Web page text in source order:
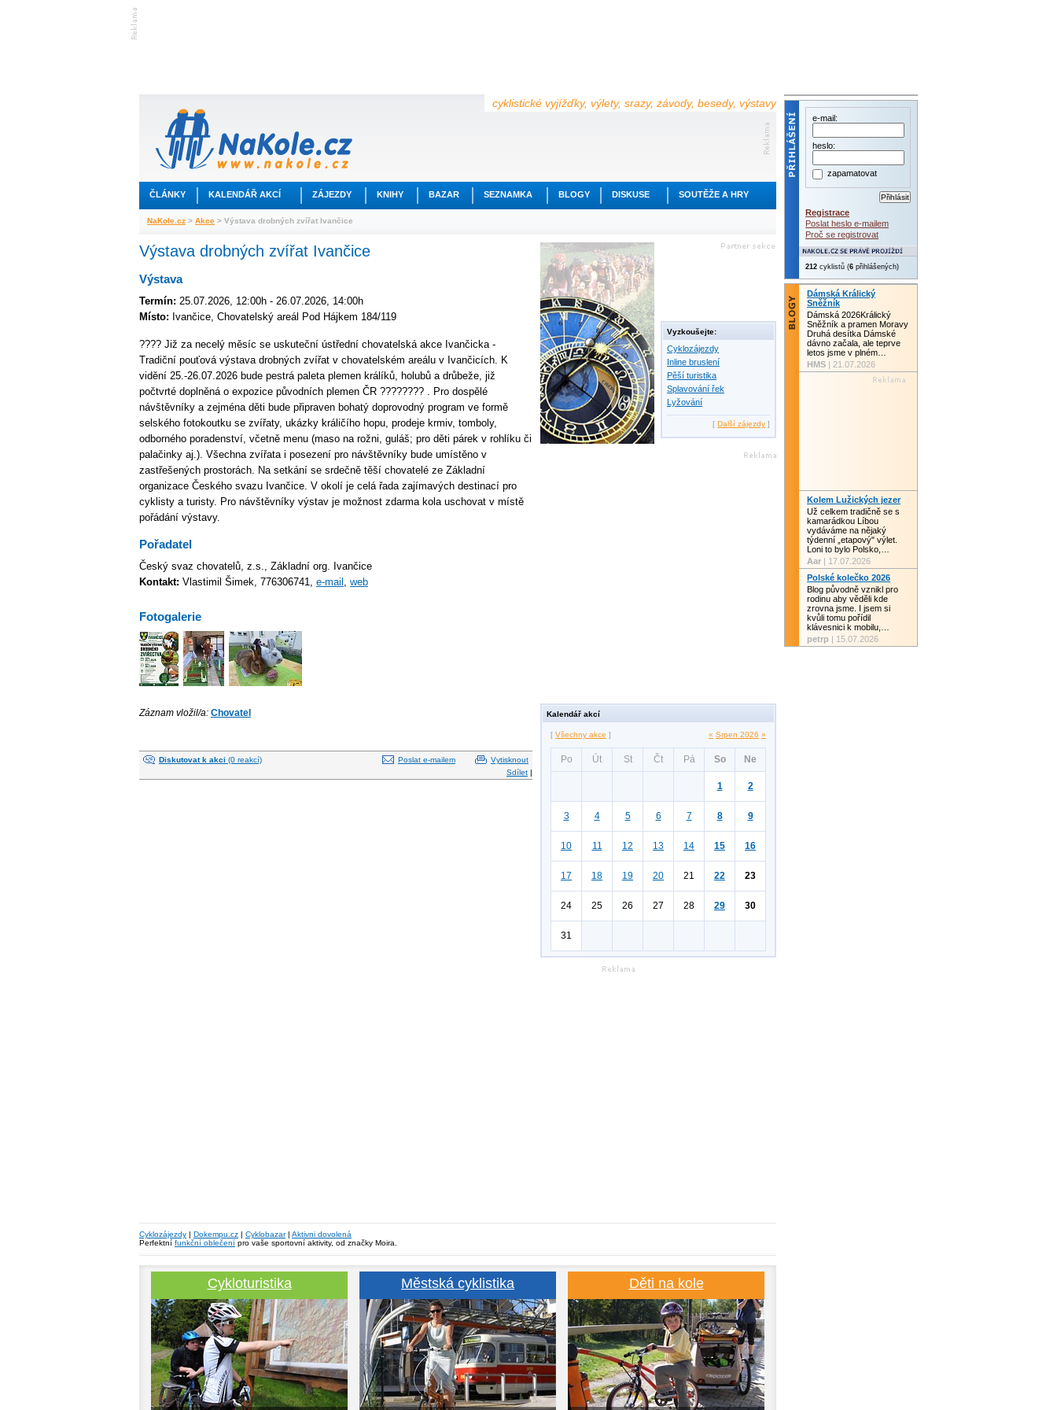
cyklistické vyjížďky, výlety, srazy, závody, besedy, výstavy
ČLÁNKY KALENDÁŘ AKCÍ ZÁJEZDY KNIHY BAZAR SEZNAMKA BLOGY DISKUSE SOUTĚŽE A HRY
NaKole.cz > Akce > Výstava drobných zvířat Ivančice
Výstava drobných zvířat Ivančice
Výstava
Termín: 25.07.2026, 12:00h - 26.07.2026, 14:00h
Místo: Ivančice, Chovatelský areál Pod Hájkem 184/119
???? Již za necelý měsíc se uskuteční ústřední chovatelská akce Ivančicka -
Tradiční pouťová výstava drobných zvířat v chovatelském areálu v Ivančicích. K
vidění 25.-26.07.2026 bude pestrá paleta plemen králíků, holubů a drůbeže, již
počtvrté doplněná o expozice původních plemen ČR ???????? . Pro dospělé
návštěvníky a zejména děti bude připraven bohatý doprovodný program ve formě
selského fotokoutku se zvířaty, ukázky králičího hopu, prodeje krmiv, tomboly,
odborného poradenství, včetně menu (maso na rožni, guláš; pro děti párek v rohlíku či
palačinky aj.). Všechna zvířata i posezení pro návštěvníky bude umístěno v
zastřešených prostorách. Na setkání se srdečně těší chovatelé ze Základní
organizace Českého svazu Ivančice. V okolí je celá řada zajímavých destinací pro
cyklisty a turisty. Pro návštěvníky výstav je možnost zdarma kola uschovat v místě
pořádání výstavy.
Pořadatel
Český svaz chovatelů, z.s., Základní org. Ivančice
Kontakt: Vlastimil Šimek, 776306741, e-mail , web
Fotogalerie
Záznam vložil/a: Chovatel
Diskutovat k akci (0 reakcí) Vytisknout
Poslat e-mailem
Sdílet |
Vyzkoušejte:
Cyklozájezdy
Inline bruslení
Pěší turistika
Splavování řek
Lyžování
[ Další zájezdy ]
Kalendář akcí
[ Všechny akce ] « Srpen 2026 »
Po Út St Čt Pá So Ne
1 2
3 4 5 6 7 8 9
10 11 12 13 14 15 16
17 18 19 20 21 22 23
24 25 26 27 28 29 30
31
Cyklozájezdy | Dokempu.cz | Cyklobazar| Aktivni dovolená
Perfektní funkční oblečení pro vaše sportovní aktivity, od značky Moira.
Cykloturistika Městská cyklistika Děti na kole
e-mail:
heslo:
zapamatovat
Registrace
Poslat heslo e-mailem
Proč se registrovat
212 cyklistů (6 přihlášených)
Dámská Králický
Sněžník
Dámská 2026Králický
Sněžník a pramen Moravy
Druhá desítka Dámské
dávno začala, ale teprve
letos jsme v plném…
HMS | 21.07.2026
Kolem Lužických jezer
Už celkem tradičně se s
kamarádkou Líbou
vydáváme na nějaký
týdenní „etapový" výlet.
Loni to bylo Polsko,…
Aar | 17.07.2026
Polské kolečko 2026
Blog původně vznikl pro
rodinu aby věděli kde
zrovna jsme. I jsem si
kvůli tomu pořídil
klávesnici k mobilu,…
petrp | 15.07.2026